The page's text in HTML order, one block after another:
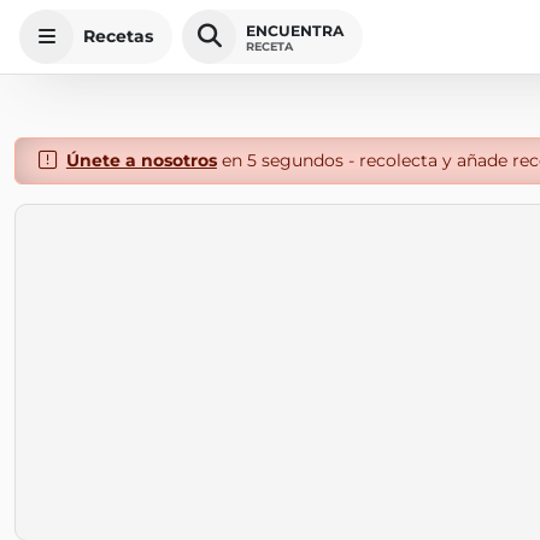
Recetas ENCUENTRA
RECETA
Únete a nosotrosen 5 segundos - recolecta y añade